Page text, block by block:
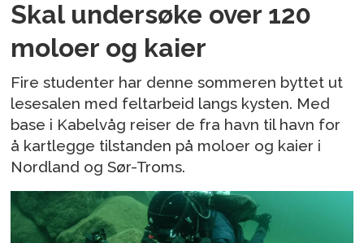
Skal undersøke over 120
moloer og kaier
Fire studenter har denne sommeren byttet ut
lesesalen med feltarbeid langs kysten. Med
base i Kabelvåg reiser de fra havn til havn for
å kartlegge tilstanden på moloer og kaier i
Nordland og Sør-Troms.